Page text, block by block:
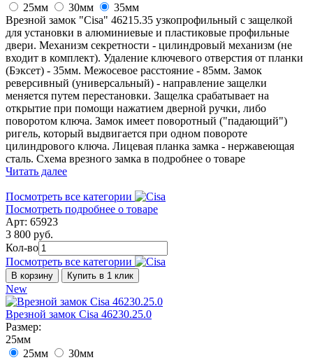
25мм
30мм
35мм
Врезной замок "Cisa" 46215.35 узкопрофильный с защелкой
для установки в алюминиевые и пластиковые профильные
двери. Механизм секретности - цилиндровый механизм (не
входит в комплект). Удаление ключевого отверстия от планки
(Бэксет) - 35мм. Межосевое расстояние - 85мм. Замок
реверсивный (универсальный) - направление защелки
меняется путем перестановки. Защелка срабатывает на
открытие при помощи нажатием дверной ручки, либо
поворотом ключа. Замок имеет поворотный ("падающий")
ригель, который выдвигается при одном повороте
цилиндрового ключа. Лицевая планка замка - нержавеющая
сталь. Схема врезного замка в подробнее о товаре
Читать далее
Посмотреть все категории
Посмотреть подробнее о товаре
Арт: 65923
3 800 руб.
Кол-во
Посмотреть все категории
В корзину Купить в 1 клик
New
Врезной замок Cisa 46230.25.0
Размер:
25мм
25мм
30мм